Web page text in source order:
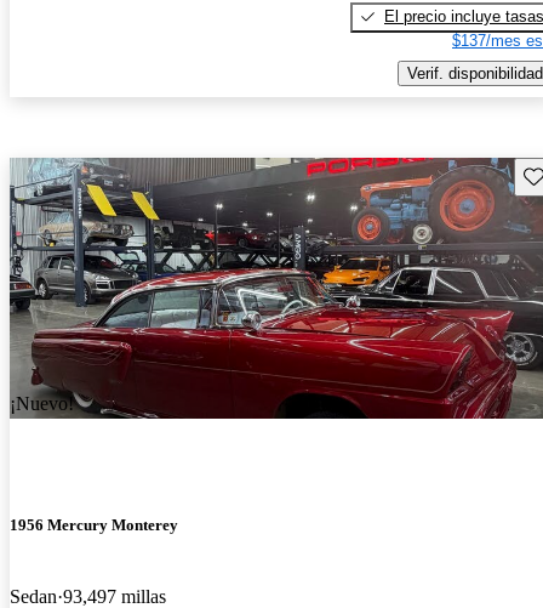
El precio incluye tasas
$137/mes
Verif. disponibilidad
¡Nuevo!
1956 Mercury Monterey
Sedan 93,497 millas